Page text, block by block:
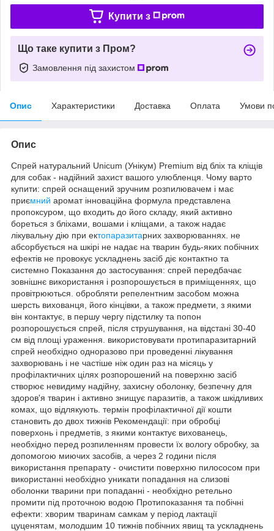
Купити з
Що таке купити з Пром?
Замовлення під захистом
Опис Характеристики Доставка Оплата Умови
Опис
Спрей натуральний Unicum (Унікум) Рremium від бліх та кліщів
для собак - надійний захист вашого улюбленця. Чому варто
купити: спрей оснащений зручним розпилювачем і має
приємний аромат інноваційна формула представлена
пропоксуром, що входить до його складу, який активно
бореться з бліхами, вошами і кліщами, а також надає
лікувальну дію при ектопаразитарних захворюваннях. не
абсорбується на шкірі не надає на тварин будь-яких побічних
ефектів не провокує ускладнень засіб діє контактно та
системно Показання до застосування: спрей передбачає
зовнішнє використання і розпорошується в приміщеннях, що
провітрюються. обробляти репелентним засобом можна
шерсть вихованця, його кінцівки, а також предмети, з якими
він контактує, в першу чергу підстилку та попон
розпорошується спрей, після струшування, на відстані 30-40
см від площі ураження. використовувати протипаразитарний
спрей необхідно одноразово при проведенні лікування
захворювань і не частіше ніж один раз на місяць у
профілактичних цілях розпорошений на поверхню засіб
створює невидиму надійну, захисну оболонку, безпечну для
здоров'я тварин і активно знищує паразитів, а також шкідливих
комах, що відлякують. термін профілактичної дії кошти
становить до двох тижнів Рекомендації: при обробці
поверхонь і предметів, з якими контактує вихованець,
необхідно перед розпиленням провести їх вологу обробку, за
допомогою миючих засобів, а через 2 години після
використання препарату - очистити поверхню пилососом при
використанні необхідно уникати попадання на слизові
оболонки тварини при попаданні - необхідно ретельно
промити під проточною водою Протипоказання та побічні
ефекти: хворим тваринам самкам у період лактації
цуценятам, молодшим 10 тижнів побічних явищ та ускладнень